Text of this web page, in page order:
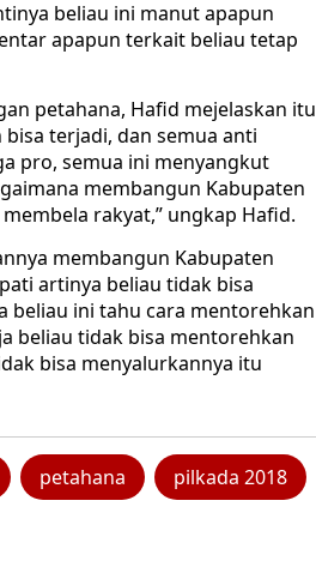
beliau ini manut apapun
apapun terkait beliau tetap
petahana, Hafid mejelaskan itu
bisa terjadi, dan semua anti
pro, semua ini menyangkut
membangun Kabupaten
rakyat,” ungkap Hafid.
membangun Kabupaten
artinya beliau tidak bisa
beliau ini tahu cara mentorehkan
beliau tidak bisa mentorehkan
bisa menyalurkannya itu
petahana pilkada 2018